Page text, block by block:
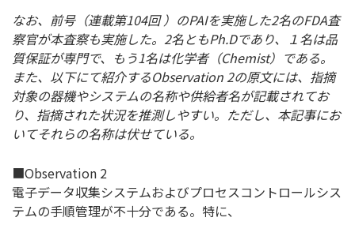
なお、前号（連載第104回 ）のPAIを実施した2名のFDA査
察官が本査察も実施した。2名ともPh.Dであり、１名は品
質保証が専門で、もう1名は化学者（Chemist）である。
また、以下にて紹介するObservation 2の原文には、指摘
対象の器機やシステムの名称や供給者名が記載されてお
り、指摘された状況を推測しやすい。ただし、本記事にお
いてそれらの名称は伏せている。
■Observation 2
電子データ収集システムおよびプロセスコントロールシス
テムの手順管理が不十分である。特に、